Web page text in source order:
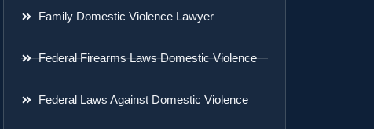
Family Domestic Violence Lawyer
Federal Firearms Laws Domestic Violence
Federal Laws Against Domestic Violence